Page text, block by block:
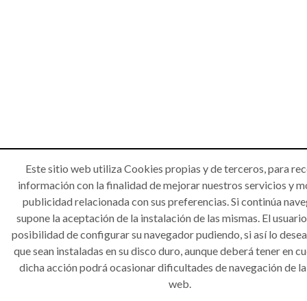
Este sitio web utiliza Cookies propias y de terceros, para
información con la finalidad de mejorar nuestros servicios y
publicidad relacionada con sus preferencias. Si continúa
supone la aceptación de la instalación de las mismas. El
posibilidad de configurar su navegador pudiendo, si así lo
que sean instaladas en su disco duro, aunque deberá tener en
dicha acción podrá ocasionar dificultades de navegación de
web.